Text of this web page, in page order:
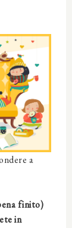
a
finito)
in